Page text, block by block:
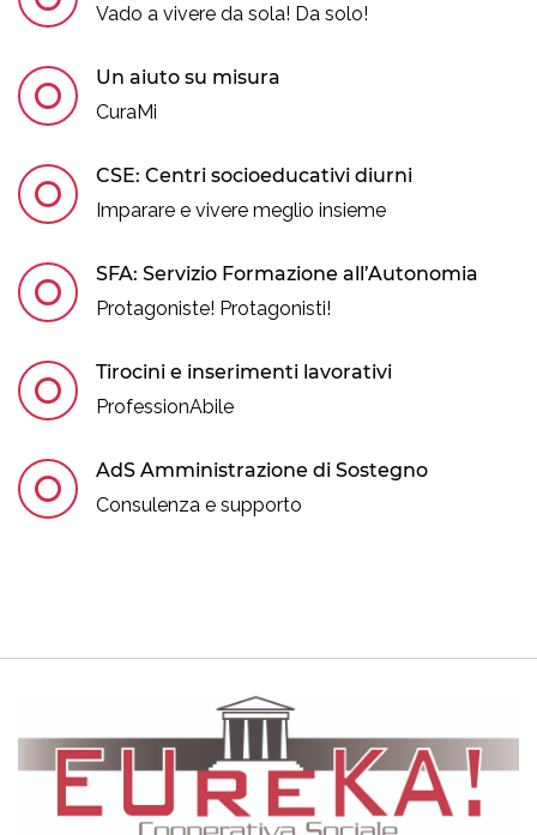
Vado a vivere da sola! Da solo!
Un aiuto su misura
CuraMi
CSE: Centri socioeducativi diurni
Imparare e vivere meglio insieme
SFA: Servizio Formazione all’Autonomia
Protagoniste! Protagonisti!
Tirocini e inserimenti lavorativi
ProfessionAbile
AdS Amministrazione di Sostegno
Consulenza e supporto